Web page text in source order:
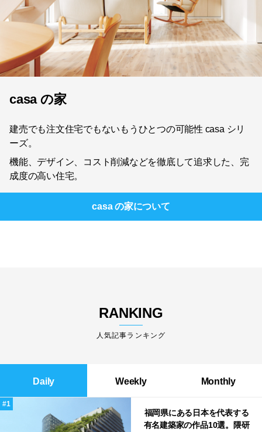
casa の家
建売でも注文住宅でもないもうひとつの可能性 casa シリ
ーズ。
機能、デザイン、コスト削減などを徹底して追求した、完
成度の高い住宅。
casa の家について
RANKING
人気記事ランキング
Daily Weekly Monthly
福岡県にある日本を代表する
有名建築家の作品10選。隈研